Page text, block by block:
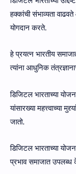
हक्कांची संभाव्यता वाढवते
योगदान करते.
हे प्रयत्न भारतीय
त्यांना आधुनिक
डिजिटल भारताच्या
यांसारख्या महत्त्वाच्या
जातो.
डिजिटल भारताच्या
प्रभाव समाजात